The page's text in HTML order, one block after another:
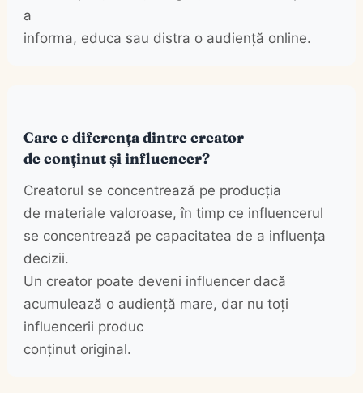
a
informa, educa sau distra o audiență online.
Care e diferența dintre creator
de conținut și influencer?
Creatorul se concentrează pe producția
de materiale valoroase, în timp ce influencerul
se concentrează pe capacitatea de a influența
decizii.
Un creator poate deveni influencer dacă
acumulează o audiență mare, dar nu toți
influencerii produc
conținut original.